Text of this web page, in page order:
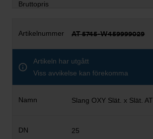
AT 5745-W459999029
Artikeln har utgått
Viss avvikelse kan förekomma
Slang OXY Slät. x Slät. AT
25